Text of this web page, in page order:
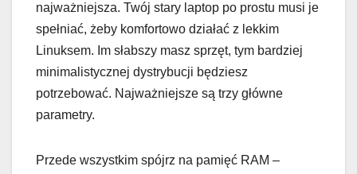
najważniejsza. Twój stary laptop po prostu musi je
spełniać, żeby komfortowo działać z lekkim
Linuksem. Im słabszy masz sprzęt, tym bardziej
minimalistycznej dystrybucji będziesz
potrzebować. Najważniejsze są trzy główne
parametry.
Przede wszystkim spójrz na pamięć RAM –